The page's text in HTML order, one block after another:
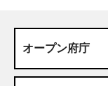
オープン府庁